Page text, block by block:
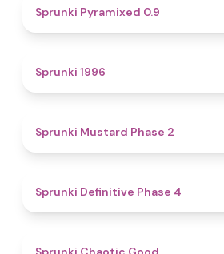
Sprunki Pyramixed 0.9
Sprunki 1996
Sprunki Mustard Phase 2
Sprunki Definitive Phase 4